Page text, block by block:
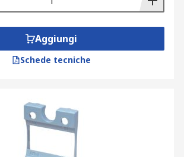
Aggiungi
Schede tecniche